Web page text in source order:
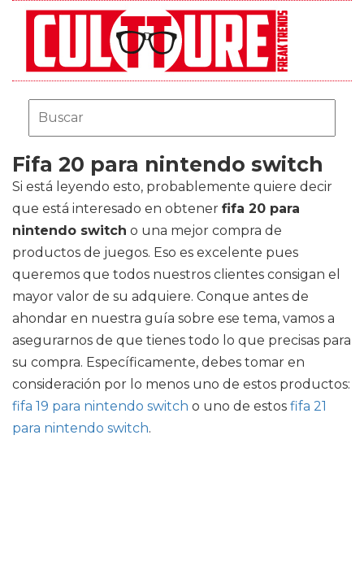
Fifa 20 para nintendo switch
Si está leyendo esto, probablemente quiere decir
que está interesado en obtener fifa 20 para
nintendo switch o una mejor compra de
productos de juegos. Eso es excelente pues
queremos que todos nuestros clientes consigan el
mayor valor de su adquiere. Conque antes de
ahondar en nuestra guía sobre ese tema, vamos a
asegurarnos de que tienes todo lo que precisas para
su compra. Específicamente, debes tomar en
consideración por lo menos uno de estos productos:
fifa 19 para nintendo switch o uno de estos fifa 21
para nintendo switch.